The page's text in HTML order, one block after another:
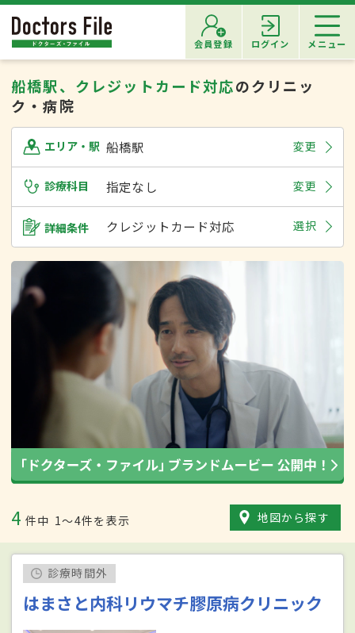
会員登録 ログイン メニュー
船橋駅、クレジットカード対応のクリニッ
ク・病院
エリア・駅 船橋駅 変更
診療科目 指定なし 変更
詳細条件 クレジットカード対応 選択
4 件中 1〜4件を表示 地図から探す
診療時間外
はまさと内科リウマチ膠原病クリニック